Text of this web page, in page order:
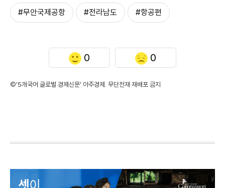
#무안국제공항 #전라남도 #항공편
0 0
©'5개국어 글로벌 경제신문' 아주경제. 무단전재·재배포 금지